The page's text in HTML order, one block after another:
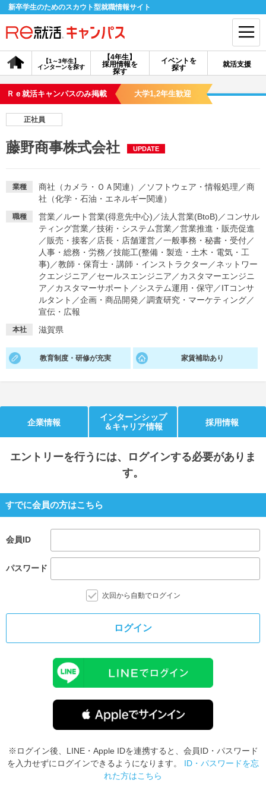
新卒学生のためのスカウト型就職情報サイト
【4年生】
採用情報を
探す
【1～3年生】
インターンを探す
イベントを
探す
就活支援
会員登録 ログイン
会員ID・パスワードを忘れた方はこちら
探す
イベントを探す スカウト お知らせ
就活ノウハウ・サポート
就活支援
就活ノウハウが満載！
就活コラム
お役立ち記事・相談室など
適職診断
あなたに合う仕事を診断！ 動画で対策講座をチェック
Ｒｅ就活キャンパスのみ掲載 大学1,2年生歓迎
正社員
藤野商事株式会社 UPDATE
業種 商社（カメラ・ＯＡ関連） ／ ソフトウェア・情報処理 ／商
社（化学・石油・エネルギー関連）
職種 営業／ ルート営業(得意先中心) ／法人営業(BtoB) ／ コンサル
ティング営業／技術・システム営業／営業推進・販売促進
／販売・接客 ／ 店長・店舗運営／一般事務・秘書・受付／
人事・総務・労務 ／技能工(整備・製造・土木・電気・工
事) ／教師・保育士・講師・インストラクター ／ネットワー
クエンジニア ／セールスエンジニア ／カスタマーエンジニ
ア ／カスタマーサポート ／システム運用・保守／ITコンサ
ルタント ／企画・商品開発 ／調査研究・マーケティング／
宣伝・広報
本社 滋賀県
教育制度・研修が充実 家賃補助あり
企業情報
インターンシップ
＆キャリア情報
採用情報
エントリーを行うには、ログインする必要がありま
す。
すでに会員の方はこちら
会員ID
パスワード
次回から自動でログイン
ログイン
※ログイン後、LINE・Apple IDを連携すると、会員ID・パスワード
を入力せずにログインできるようになります。 ID・パスワードを忘
れた方はこちら